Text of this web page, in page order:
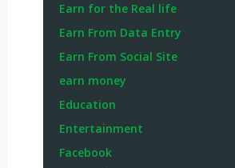
Earn for the Real life
Earn From Data Entry
Earn From Social Site
earn money
Education
Entertainment
Facebook